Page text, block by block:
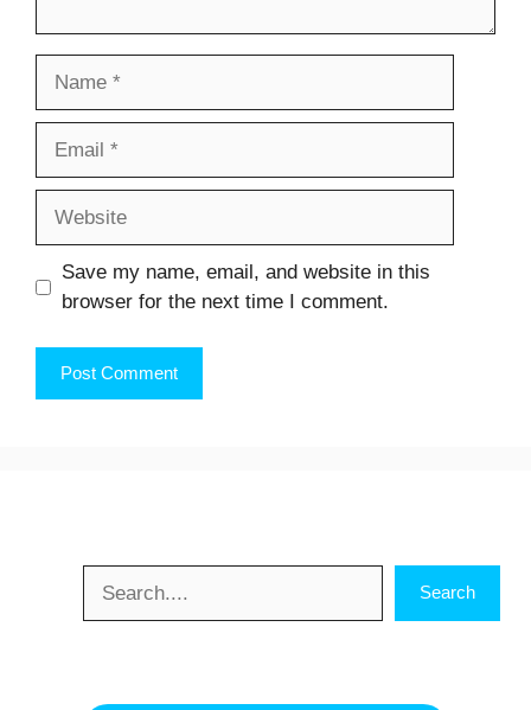
Save my name, email, and website in this
browser for the next time I comment.
Search